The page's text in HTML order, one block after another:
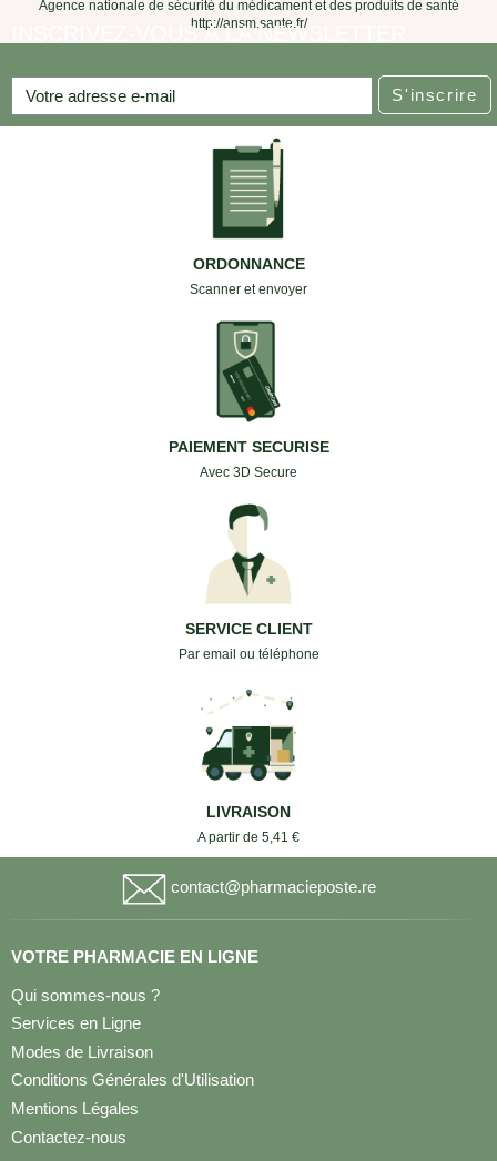
Agence nationale de sécurité du médicament et des produits de santé
http://ansm.sante.fr/
INSCRIVEZ-VOUS À LA NEWSLETTER
S'inscrire
ORDONNANCE
Scanner et envoyer
PAIEMENT SECURISE
Avec 3D Secure
SERVICE CLIENT
Par email ou téléphone
LIVRAISON
A partir de 5,41 €
contact@pharmacieposte.re
VOTRE PHARMACIE EN LIGNE
Qui sommes-nous ?
Services en Ligne
Modes de Livraison
Conditions Générales d'Utilisation
Mentions Légales
Contactez-nous